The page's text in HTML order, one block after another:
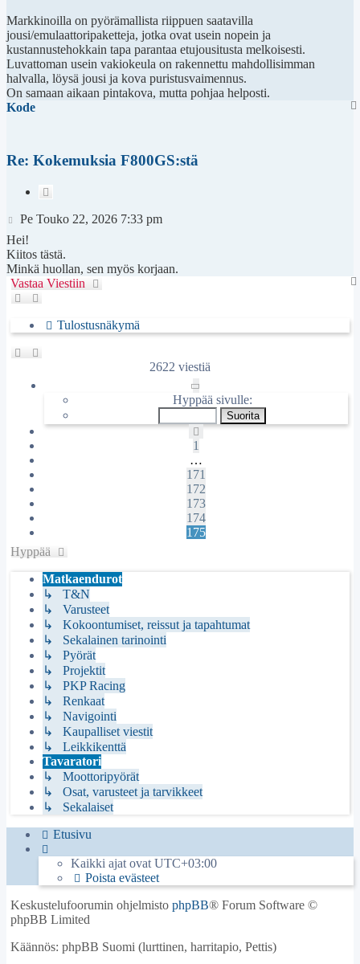
Markkinoilla on pyörämallista riippuen saatavilla
jousi/emulaattoripaketteja, jotka ovat usein nopein ja
kustannustehokkain tapa parantaa etujousitusta melkoisesti.
Luvattoman usein vakiokeula on rakennettu mahdollisimman
halvalla, löysä jousi ja kova puristusvaimennus.
On samaan aikaan pintakova, mutta pohjaa helposti.
Kode
Re: Kokemuksia F800GS:stä
Viesti
Pe Touko 22, 2026 7:33 pm
Hei!
Kiitos tästä.
Minkä huollan, sen myös korjaan.
Vastaa Viestiin
Tulostusnäkymä
2622 viestiä
Sivu
175/175
Hyppää sivulle:
Edellinen
1
…
171
172
173
174
175
Hyppää
Matkaendurot
↳ T&N
↳ Varusteet
↳ Kokoontumiset, reissut ja tapahtumat
↳ Sekalainen tarinointi
↳ Pyörät
↳ Projektit
↳ PKP Racing
↳ Renkaat
↳ Navigointi
↳ Kaupalliset viestit
↳ Leikkikenttä
Tavaratori
↳ Moottoripyörät
↳ Osat, varusteet ja tarvikkeet
↳ Sekalaiset
Etusivu
Kaikki ajat ovat UTC+03:00
Poista evästeet
Keskustelufoorumin ohjelmisto phpBB® Forum Software ©
phpBB Limited
Käännös: phpBB Suomi (lurttinen, harritapio, Pettis)